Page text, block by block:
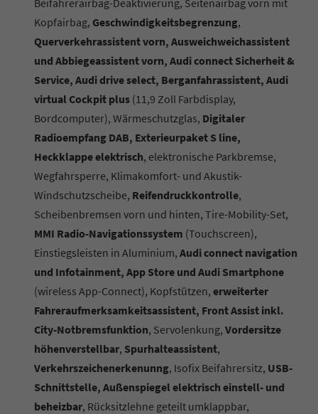
Kopfairbag, Geschwindigkeitsbegrenzung,
Querverkehrassistent vorn, Ausweichweichassistent
und Abbiegeassistent vorn, Audi connect Sicherheit &
Service, Audi drive select, Berganfahrassistent, Audi
virtual Cockpit plus (11,9 Zoll Farbdisplay,
Bordcomputer), Wärmeschutzglas, Digitaler
Radioempfang DAB, Exterieurpaket S line,
Heckklappe elektrisch, elektronische Parkbremse,
Wegfahrsperre, Klimakomfort- und Akustik-
Windschutzscheibe, Reifendruckkontrolle,
Scheibenbremsen vorn und hinten, Tire-Mobility-Set,
MMI Radio-Navigationssystem (Touchscreen),
Einstiegsleisten in Aluminium, Audi connect navigation
und Infotainment, App Store und Audi Smartphone
(wireless App-Connect), Kopfstützen, erweiterter
Fahreraufmerksamkeitsassistent, Front Assist inkl.
City-Notbremsfunktion, Servolenkung, Vordersitze
höhenverstellbar, Spurhalteassistent,
Verkehrszeichenerkenunng, Isofix Beifahrersitz, USB-
Schnittstelle, Außenspiegel elektrisch einstell- und
beheizbar, Rücksitzlehne geteilt umklappbar,